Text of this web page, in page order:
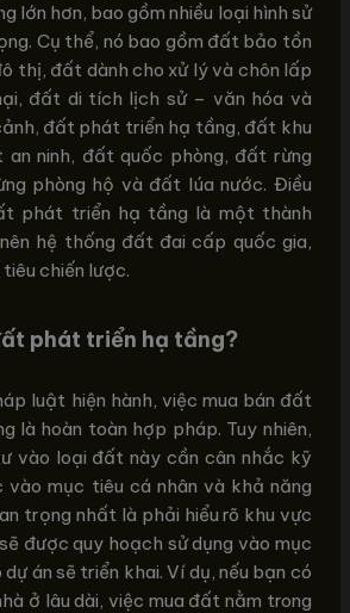
lớn hơn, bao gồm nhiều loại hình sử
Cụ thể, nó bao gồm đất bảo tồn
thị, đất dành cho xử lý và chôn lấp
đất di tích lịch sử – văn hóa và
đất phát triển hạ tầng, đất khu
an ninh, đất quốc phòng, đất rừng
phòng hộ và đất lúa nước. Điều
phát triển hạ tầng là một thành
hệ thống đất đai cấp quốc gia,
chiến lược.
phát triển hạ tầng?
luật hiện hành, việc mua bán đất
là hoàn toàn hợp pháp. Tuy nhiên,
vào loại đất này cần cân nhắc kỹ
vào mục tiêu cá nhân và khả năng
trọng nhất là phải hiểu rõ khu vực
được quy hoạch sử dụng vào mục
án sẽ triển khai. Ví dụ, nếu bạn có
ở lâu dài, việc mua đất nằm trong